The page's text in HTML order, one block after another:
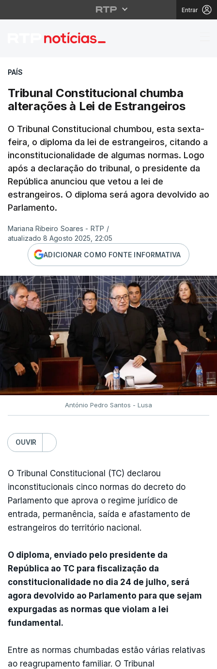
Entrar
Tribunal
PAÍS
Tribunal Constitucional chumba
alterações à Lei de Estrangeiros
O Tribunal Constitucional chumbou, esta sexta-
feira, o diploma da lei de estrangeiros, citando a
inconstitucionalidade de algumas normas. Logo
após a declaração do tribunal, o presidente da
República anunciou que vetou a lei de
estrangeiros. O diploma será agora devolvido ao
Parlamento.
Mariana Ribeiro Soares - RTP /
atualizado 8 Agosto 2025, 22:05
ADICIONAR COMO FONTE INFORMATIVA
António Pedro Santos - Lusa
OUVIR
O Tribunal Constitucional (TC) declarou
inconstitucionais cinco normas do decreto do
Parlamento que aprova o regime jurídico de
entrada, permanência, saída e afastamento de
estrangeiros do território nacional.
O diploma, enviado pelo presidente da
República ao TC para fiscalização da
constitucionalidade no dia 24 de julho, será
agora devolvido ao Parlamento para que sejam
expurgadas as normas que violam a lei
fundamental.
Entre as normas chumbadas estão várias relativas
ao reagrupamento familiar. O Tribunal